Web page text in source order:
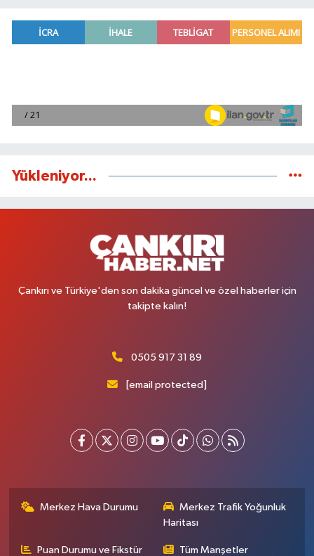
Yükleniyor...
Çankırı ve Türkiye'den son dakika güncel ve özel haberler için
takipte kalın!
0505 917 31 89
[email protected]
Merkez Hava Durumu
Merkez Trafik Yoğunluk
Haritası
Puan Durumu ve Fikstür Tüm Manşetler